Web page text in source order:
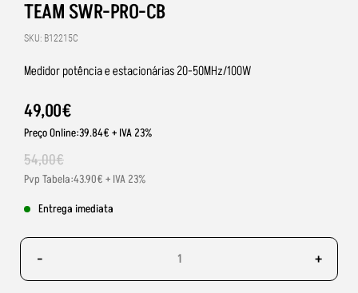
TEAM SWR-PRO-CB
SKU: B12215C
Medidor potência e estacionárias 20-50MHz/100W
49,00€
Preço Online:39.84€ + IVA 23%
54,00€
Pvp Tabela:43.90€ + IVA 23%
Entrega imediata
- +